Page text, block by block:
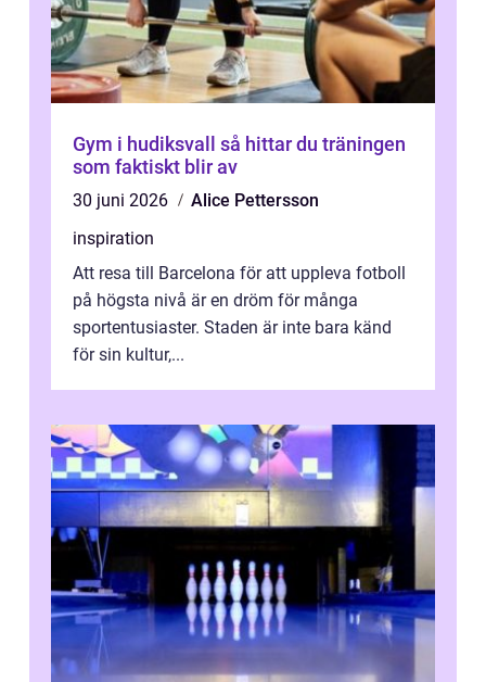
Gym i hudiksvall så hittar du träningen
som faktiskt blir av
30 juni 2026
Alice Pettersson
inspiration
Att resa till Barcelona för att uppleva fotboll
på högsta nivå är en dröm för många
sportentusiaster. Staden är inte bara känd
för sin kultur,...